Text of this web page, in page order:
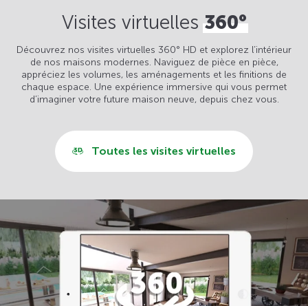
Visites virtuelles360°
Découvrez nos visites virtuelles 360° HD et explorez l’intérieur
de nos maisons modernes. Naviguez de pièce en pièce,
appréciez les volumes, les aménagements et les finitions de
chaque espace. Une expérience immersive qui vous permet
d’imaginer votre future maison neuve, depuis chez vous.
Toutes les visites virtuelles